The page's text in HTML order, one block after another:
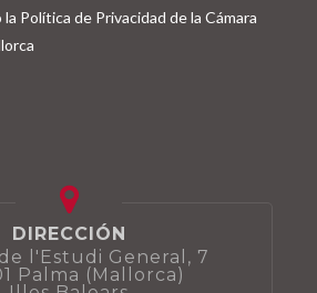
Política de Privacidad de la Cámara
DIRECCIÓN
l'Estudi General, 7
Palma (Mallorca)